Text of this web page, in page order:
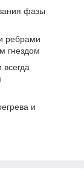
фазы
ребрами
гнездом
и